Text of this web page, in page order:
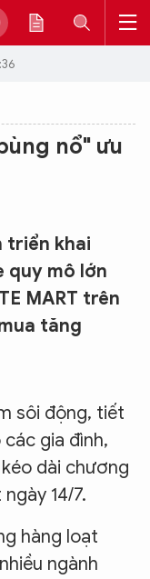
nổ" ưu
triển khai
quy mô lớn
MART trên
tăng
sôi động, tiết
gia đình,
dài chương
14/7.
hàng loạt
ngành